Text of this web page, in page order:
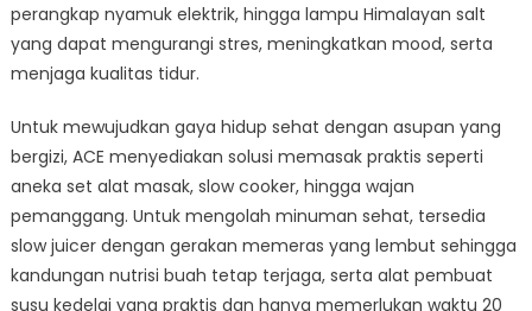
perangkap nyamuk elektrik, hingga lampu Himalayan salt
yang dapat mengurangi stres, meningkatkan mood, serta
menjaga kualitas tidur.
Untuk mewujudkan gaya hidup sehat dengan asupan yang
bergizi, ACE menyediakan solusi memasak praktis seperti
aneka set alat masak, slow cooker, hingga wajan
pemanggang. Untuk mengolah minuman sehat, tersedia
slow juicer dengan gerakan memeras yang lembut sehingga
kandungan nutrisi buah tetap terjaga, serta alat pembuat
susu kedelai yang praktis dan hanya memerlukan waktu 20